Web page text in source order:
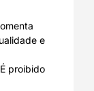
e
proibido